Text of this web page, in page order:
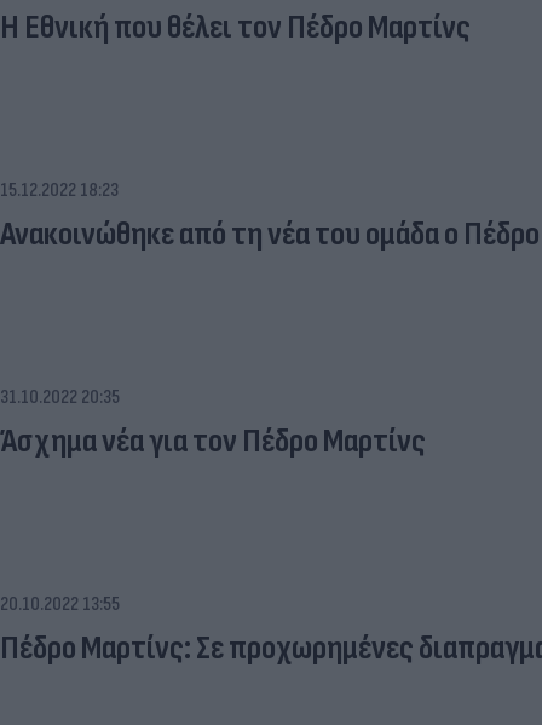
Η Εθνική που θέλει τον Πέδρο Μαρτίνς
15.12.2022 18:23
Ανακοινώθηκε από τη νέα του ομάδα ο
31.10.2022 20:35
Άσχημα νέα για τον Πέδρο Μαρτίνς
20.10.2022 13:55
Πέδρο Μαρτίνς: Σε προχωρημένες